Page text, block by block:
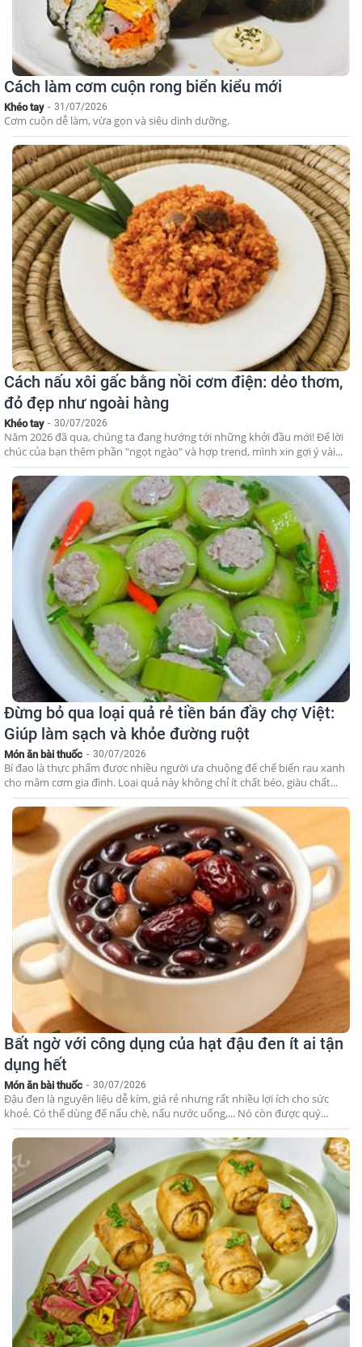
Cách làm cơm cuộn rong biển kiểu mới
Khéo tay - 31/07/2026
Cơm cuộn dễ làm, vừa gọn và siêu dinh dưỡng.
Cách nấu xôi gấc bằng nồi cơm điện: dẻo thơm,
đỏ đẹp như ngoài hàng
Khéo tay - 30/07/2026
Năm 2026 đã qua, chúng ta đang hướng tới những khởi đầu mới! Để lời
chúc của bạn thêm phần "ngọt ngào" và hợp trend, mình xin gợi ý vài...
Đừng bỏ qua loại quả rẻ tiền bán đầy chợ Việt:
Giúp làm sạch và khỏe đường ruột
Món ăn bài thuốc - 30/07/2026
Bí đao là thực phẩm được nhiều người ưa chuộng để chế biến rau xanh
cho mâm cơm gia đình. Loại quả này không chỉ ít chất béo, giàu chất...
Bất ngờ với công dụng của hạt đậu đen ít ai tận
dụng hết
Món ăn bài thuốc - 30/07/2026
Đậu đen là nguyên liệu dễ kím, giá rẻ nhưng rất nhiều lợi ích cho sức
khoẻ. Có thể dùng để nấu chè, nấu nước uống,... Nó còn được quý...